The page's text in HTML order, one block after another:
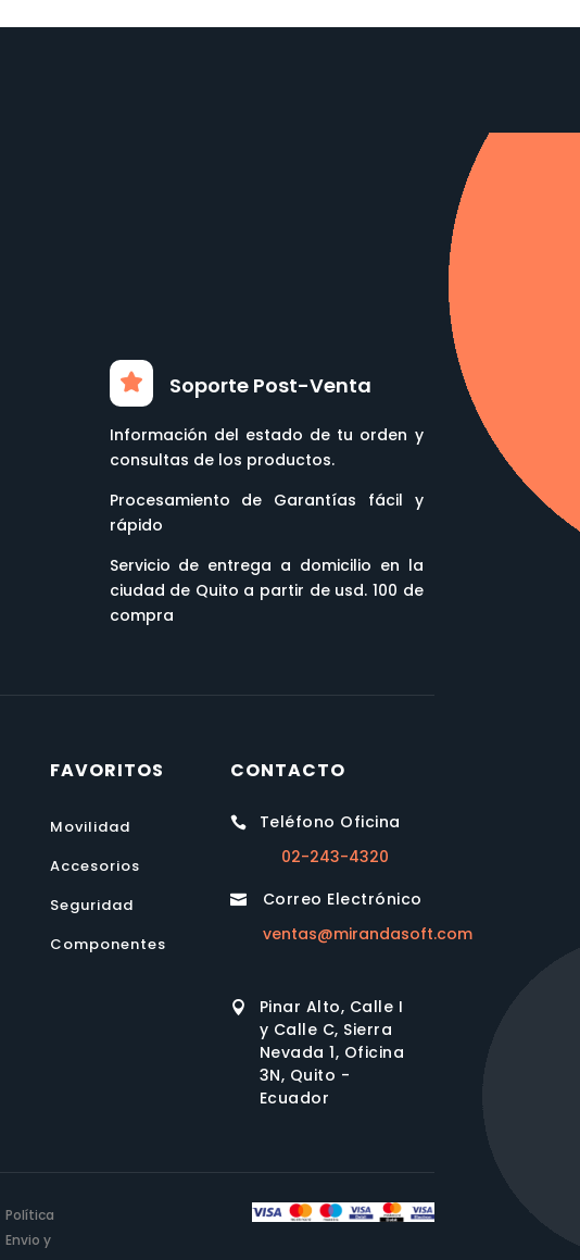
Soporte Post-Venta
Información del estado de tu orden y
consultas de los productos.
Procesamiento de Garantías fácil y
rápido
Servicio de entrega a domicilio en la
ciudad de Quito a partir de usd. 100 de
compra
FAVORITOS
Movilidad
Accesorios
Seguridad
Componentes
CONTACTO

Teléfono Oficina
02-243-4320

Correo Electrónico
ventas@mirandasoft.com

Pinar Alto, Calle I
y Calle C, Sierra
Nevada 1, Oficina
3N, Quito -
Ecuador
Política
Envio y